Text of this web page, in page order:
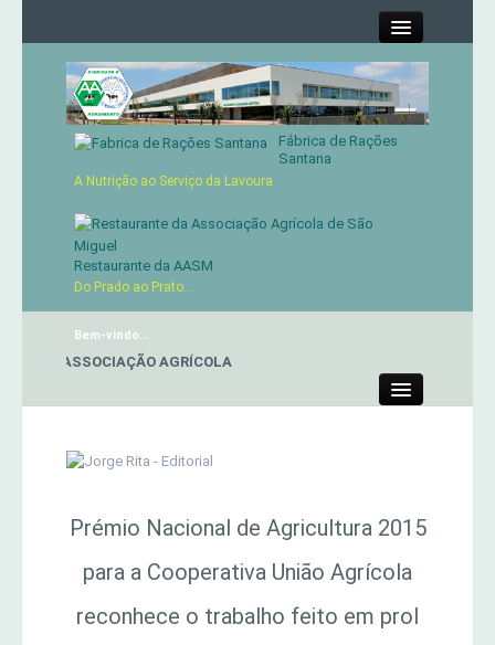
Contactos
Serviços
Publicações AASM
Fábrica de Rações
Santana
A Nutrição ao Serviço da Lavoura
Restaurante da AASM
Do Prado ao Prato...
Bem-vindo...
DA ASSOCIAÇÃO AGRÍCOLA
Prémio Nacional de Agricultura 2015
para a Cooperativa União Agrícola
reconhece o trabalho feito em prol